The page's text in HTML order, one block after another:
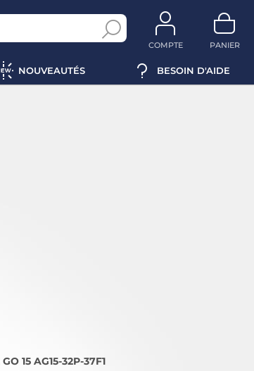
COMPTE PANIER
NOUVEAUTÉS BESOIN D'AIDE
15 AG15-32P-37F1